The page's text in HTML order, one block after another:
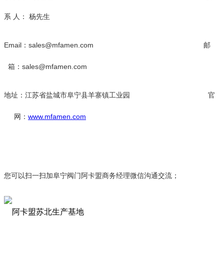
系 人： 杨先生
Email：sales@mfamen.com 邮
箱：sales@mfamen.com
地址：江苏省盐城市阜宁县羊寨镇工业园 官
网： www.mfamen.com
您可以扫一扫加阜宁阀门阿卡盟商务经理微信沟通交流；